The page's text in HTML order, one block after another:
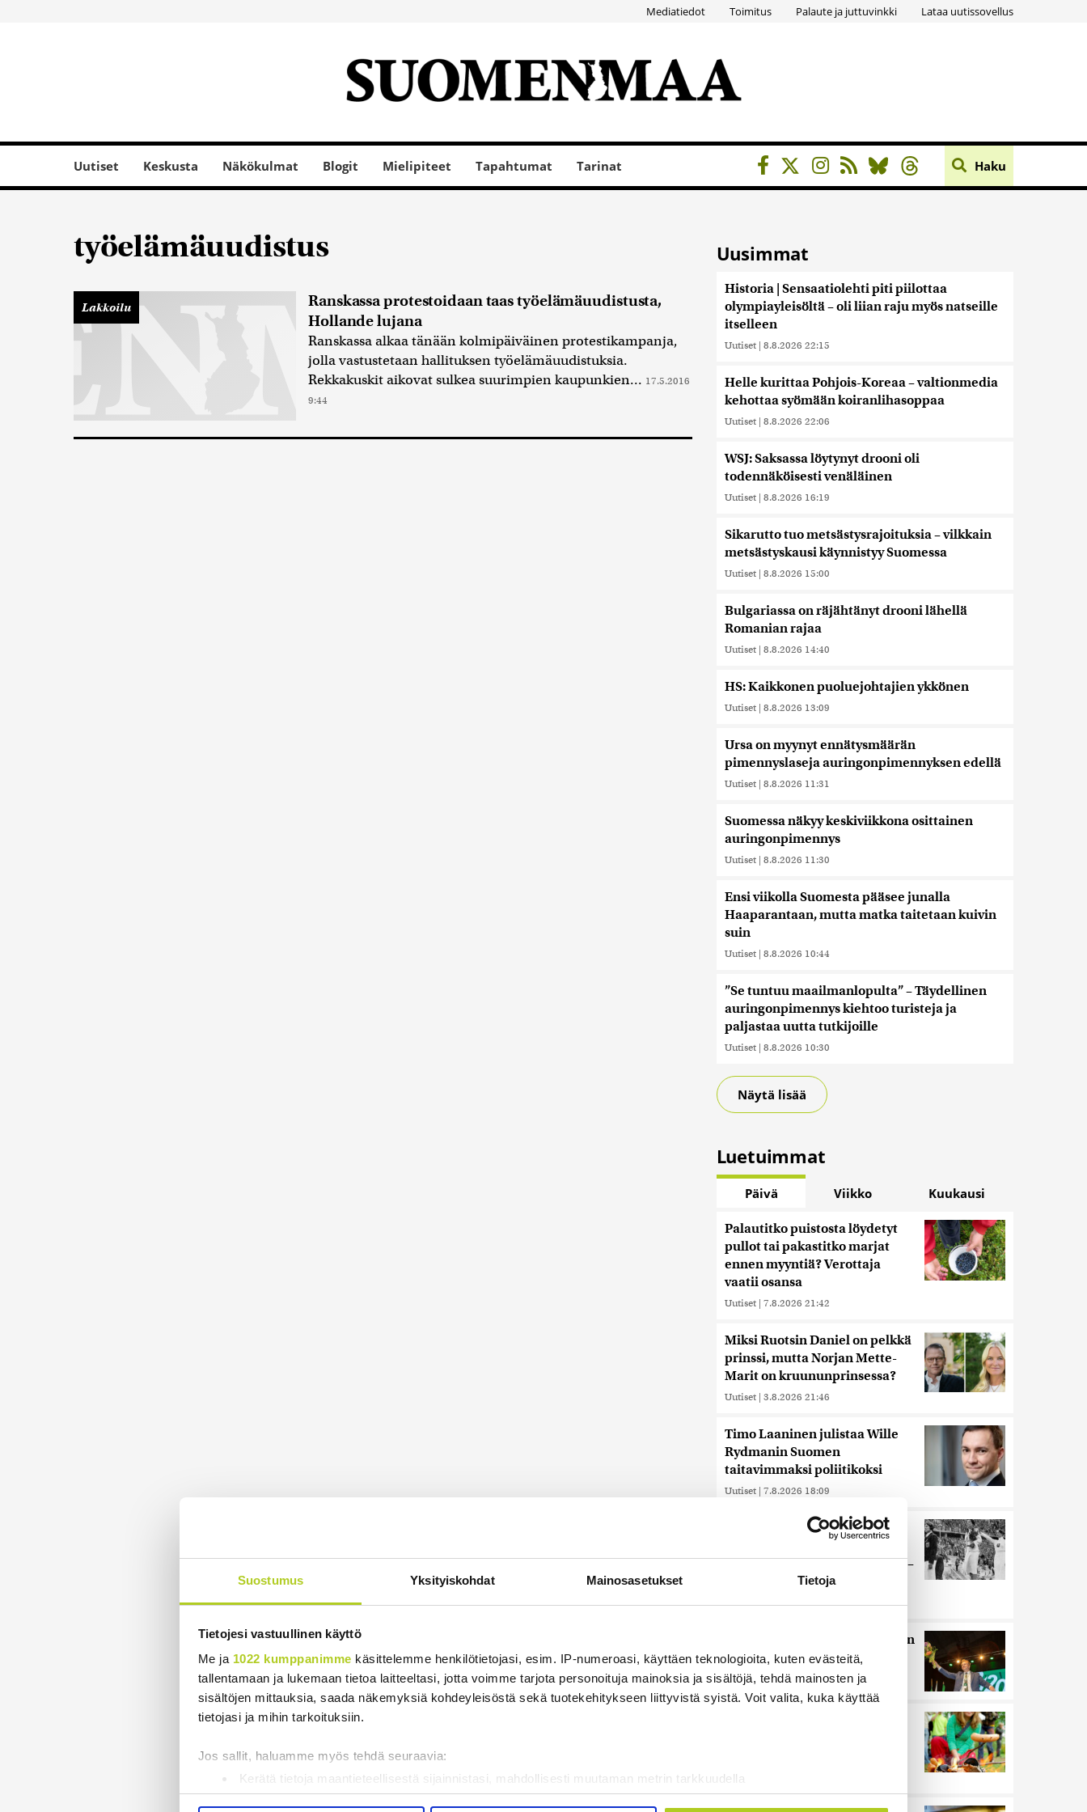
Suostumus Yksityiskohdat Mainosasetukset Tietoja
Tietojesi vastuullinen käyttö
Me ja 1022 kumppanimme käsittelemme henkilötietojasi, esim. IP-numeroasi, käyttäen teknologioita, kuten evästeitä,
tallentamaan ja lukemaan tietoa laitteeltasi, jotta voimme tarjota personoituja mainoksia ja sisältöjä, tehdä mainosten ja
sisältöjen mittauksia, saada näkemyksiä kohdeyleisöstä sekä tuotekehitykseen liittyvistä syistä. Voit valita, kuka käyttää
tietojasi ja mihin tarkoituksiin.
Jos sallit, haluamme myös tehdä seuraavia:
Kerätä tietoja maantieteellisestä sijainnistasi, mahdollisesti muutaman metrin tarkkuudella
Tunnistaa laitteesi skannaamalla sen ominaispiirteitä aktiivisesti (sormenjäljen muodostaminen)
Mediatiedot Toimitus Palaute ja juttuvinkki Lataa uutissovellus
Uutiset Keskusta Näkökulmat Blogit Mielipiteet Tapahtumat Tarinat Haku
työelämäuudistus
Lakkoilu
Ranskassa protestoidaan taas työelämäuudistusta,
Hollande lujana
Ranskassa alkaa tänään kolmipäiväinen protestikampanja,
jolla vastustetaan hallituksen työelämäuudistuksia.
Rekkakuskit aikovat sulkea suurimpien kaupunkien... 17.5.2016
9:44
Uusimmat
Historia | Sensaatiolehti piti piilottaa
olympiayleisöltä – oli liian raju myös natseille
itselleen
Uutiset | 8.8.2026 22:15
Helle kurittaa Pohjois-Koreaa – valtionmedia
kehottaa syömään koiranlihasoppaa
Uutiset | 8.8.2026 22:06
WSJ: Saksassa löytynyt drooni oli
todennäköisesti venäläinen
Uutiset | 8.8.2026 16:19
Sikarutto tuo metsästysrajoituksia – vilkkain
metsästyskausi käynnistyy Suomessa
Uutiset | 8.8.2026 15:00
Bulgariassa on räjähtänyt drooni lähellä
Romanian rajaa
Uutiset | 8.8.2026 14:40
HS: Kaikkonen puoluejohtajien ykkönen
Uutiset | 8.8.2026 13:09
Ursa on myynyt ennätysmäärän
pimennyslaseja auringonpimennyksen edellä
Uutiset | 8.8.2026 11:31
Suomessa näkyy keskiviikkona osittainen
auringonpimennys
Uutiset | 8.8.2026 11:30
Ensi viikolla Suomesta pääsee junalla
Haaparantaan, mutta matka taitetaan kuivin
suin
Uutiset | 8.8.2026 10:44
”Se tuntuu maailmanlopulta” – Täydellinen
auringonpimennys kiehtoo turisteja ja
paljastaa uutta tutkijoille
Uutiset | 8.8.2026 10:30
Näytä lisää
Luetuimmat
Päivä Viikko Kuukausi
Palautitko puistosta löydetyt
pullot tai pakastitko marjat
ennen myyntiä? Verottaja
vaatii osansa
Uutiset | 7.8.2026 21:42
Miksi Ruotsin Daniel on pelkkä
prinssi, mutta Norjan Mette-
Marit on kruununprinsessa?
Uutiset | 3.8.2026 21:46
Timo Laaninen julistaa Wille
Rydmanin Suomen
taitavimmaksi poliitikoksi
Uutiset | 7.8.2026 18:09
Juutalainen miekkailija voitti
kätensä Hitler-tervehdykseen –
Miksi ihmeessä?
Uutiset | 6.8.2026 21:31
HS: Kaikkonen puoluejohtajien
ykkönen
Uutiset | 8.8.2026 13:09
Uutiset